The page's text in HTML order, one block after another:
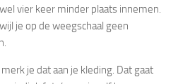
vier keer minder plaats innemen.
je op de weegschaal geen
je dat aan je kleding. Dat gaat